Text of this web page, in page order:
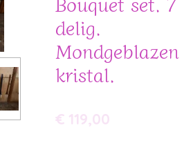
delig.
Mondgeblazen
kristal.
€ 119,00